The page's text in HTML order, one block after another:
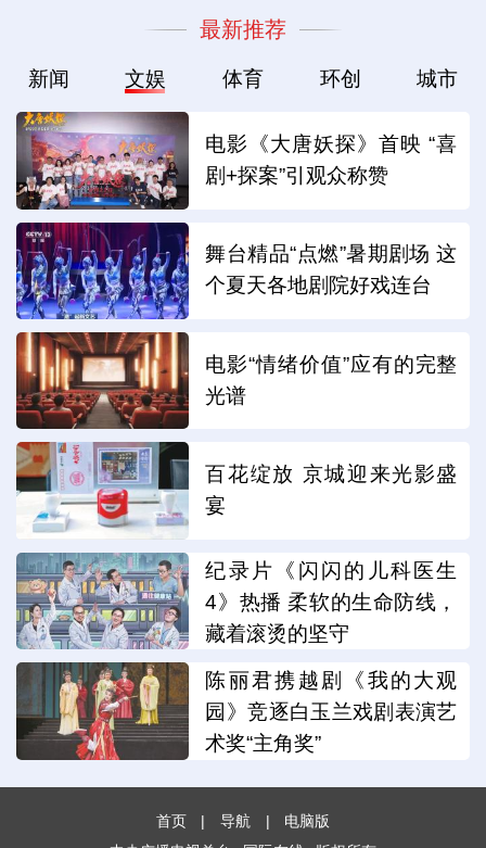
最新推荐
新闻 文娱 体育 环创 城市
电影《大唐妖探》首映 “喜
剧+探案”引观众称赞
舞台精品“点燃”暑期剧场 这
个夏天各地剧院好戏连台
电影“情绪价值”应有的完整
光谱
百花绽放 京城迎来光影盛
宴
纪录片《闪闪的儿科医生
4》热播 柔软的生命防线，
藏着滚烫的坚守
陈丽君携越剧《我的大观
园》竞逐白玉兰戏剧表演艺
术奖“主角奖”
首页 | 导航 |
电脑版